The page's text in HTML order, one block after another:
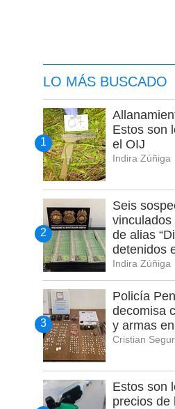
LO MÁS BUSCADO
Estos son
el OIJ
Indira Zúñiga
Seis
vinculados
de alias
detenidos
Indira Zúñiga
Policía
decomisa
y armas
Cristian
Estos son
precios de